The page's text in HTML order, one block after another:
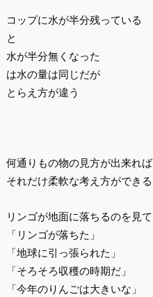
コップに水が半分残っている
と
水が半分無くなった
は水の量は同じだが
とらえ方が違う
何通りもの物の見方が出来れば
それだけ柔軟な考え方ができる
リンゴが地面に落ちるのを見て
「リンゴが落ちた」
「地球に引っ張られた」
「そろそろ収穫の時期だ」
「今年のりんごは大きいな」